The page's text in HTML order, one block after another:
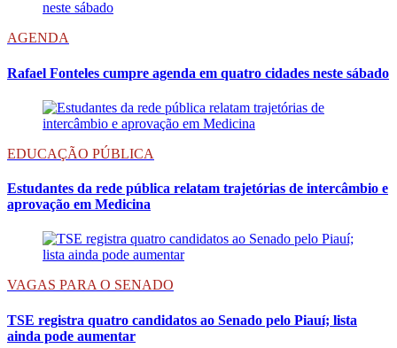
AGENDA
Rafael Fonteles cumpre agenda em quatro cidades neste sábado
EDUCAÇÃO PÚBLICA
Estudantes da rede pública relatam trajetórias de intercâmbio e
aprovação em Medicina
VAGAS PARA O SENADO
TSE registra quatro candidatos ao Senado pelo Piauí; lista
ainda pode aumentar